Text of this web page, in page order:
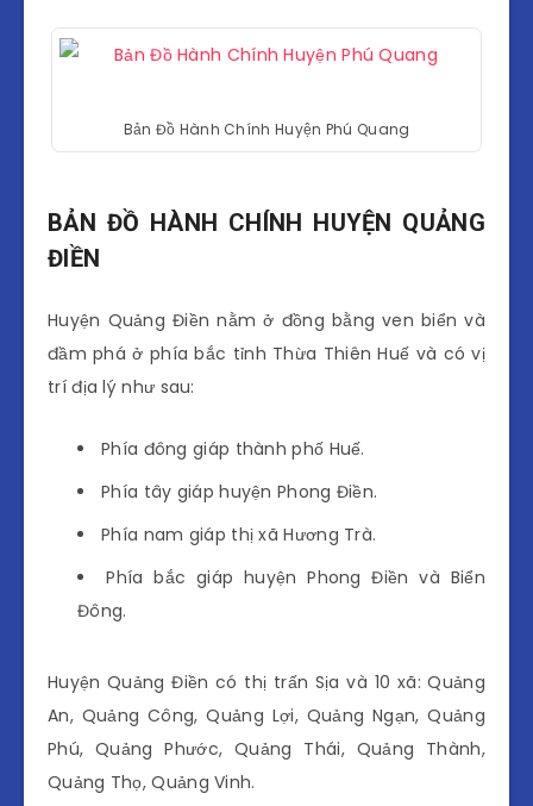
Bản Đồ Hành Chính Huyện Phú Quang
BẢN ĐỒ HÀNH CHÍNH HUYỆN QUẢNG
ĐIỀN
Huyện Quảng Điền nằm ở đồng bằng ven biển và
đầm phá ở phía bắc tỉnh Thừa Thiên Huế và có vị
trí địa lý như sau:
Phía đông giáp thành phố Huế.
Phía tây giáp huyện Phong Điền.
Phía nam giáp thị xã Hương Trà.
Phía bắc giáp huyện Phong Điền và Biển
Đông.
Huyện Quảng Điền có thị trấn Sịa và 10 xã: Quảng
An, Quảng Công, Quảng Lợi, Quảng Ngạn, Quảng
Phú, Quảng Phước, Quảng Thái, Quảng Thành,
Quảng Thọ, Quảng Vinh.